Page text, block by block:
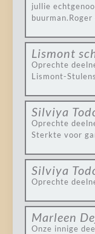
jullie
buurman.Roger
Lismont
Oprechte
Lismont-
Silviya
Oprechte
Sterkte voor
Silviya
Oprechte
Marleen
Onze innige